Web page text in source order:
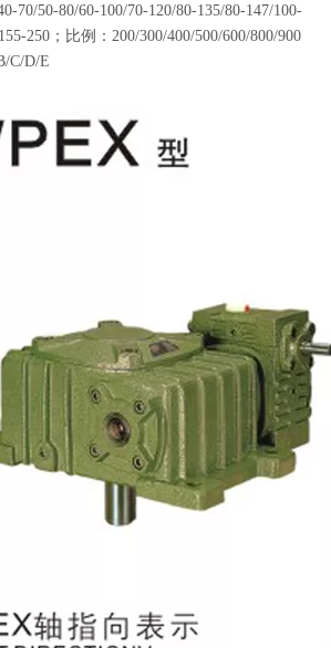
70/50-80/60-100/70-120/80-135/80-147/100-
250；比例：200/300/400/500/600/800/900
C/D/E